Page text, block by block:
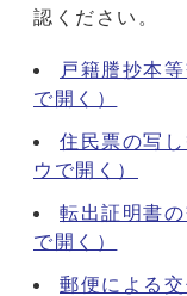
認ください。
戸籍謄抄本
で開く）
住民票の写
ウで開く）
転出証明書
で開く）
郵便による